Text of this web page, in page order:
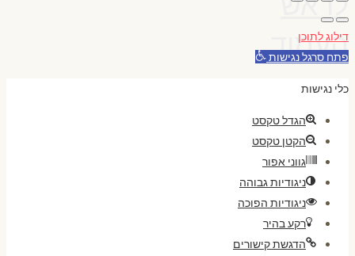
העמוד
דילוג לתוכן
פתח סרגל נגישות
כלי נגישות
הגדל טקסט
הקטן טקסט
גווני אפור
ניגודיות גבוהה
ניגודיות הפוכה
רקע בהיר
הדגשת קישורים